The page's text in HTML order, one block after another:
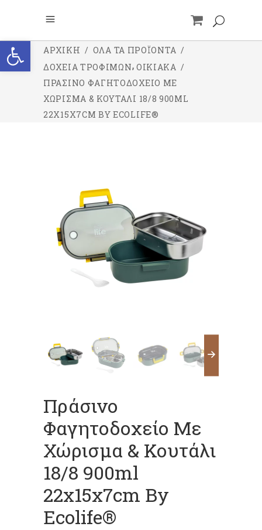
Ανοίξτε τη γραμμή εργαλείων
ΑΡΧΙΚΉ / ΌΛΑ ΤΑ ΠΡΟΪΌΝΤΑ /
ΔΟΧΕΙΑ ΤΡΟΦΙΜΩΝ, ΟΙΚΙΑΚΑ /
ΠΡΆΣΙΝΟ ΦΑΓΗΤΟΔΟΧΕΊΟ ΜΕ
ΧΏΡΙΣΜΑ & ΚΟΥΤΆΛΙ 18/8 900ML
22X15X7CM BY ECOLIFE®
Πράσινο
Φαγητοδοχείο Με
Χώρισμα & Κουτάλι
18/8 900ml
22x15x7cm By
Ecolife®